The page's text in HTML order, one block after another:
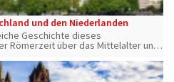
und den Niederlanden
Geschichte dieses
Römerzeit über das Mittelalter und